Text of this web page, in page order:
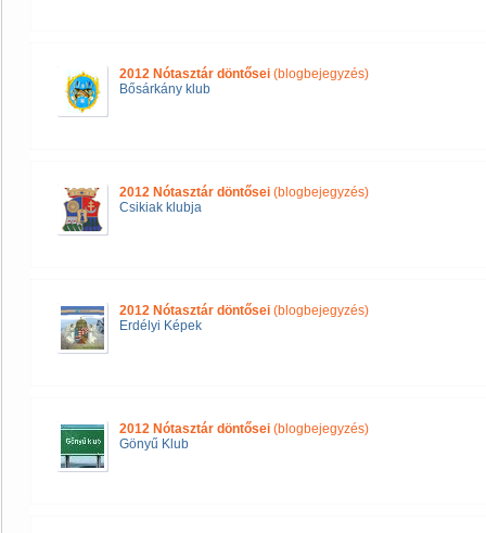
2012 Nótasztár döntősei (blogbejegyzés)
Bősárkány klub
2012 Nótasztár döntősei (blogbejegyzés)
Csikiak klubja
2012 Nótasztár döntősei (blogbejegyzés)
Erdélyi Képek
2012 Nótasztár döntősei (blogbejegyzés)
Gönyű Klub